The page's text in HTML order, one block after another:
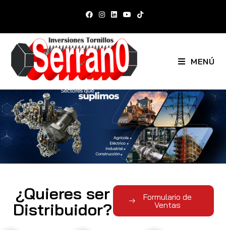
MENÚ
¿Quieres ser
Distribuidor?
Formulario de
Ventas